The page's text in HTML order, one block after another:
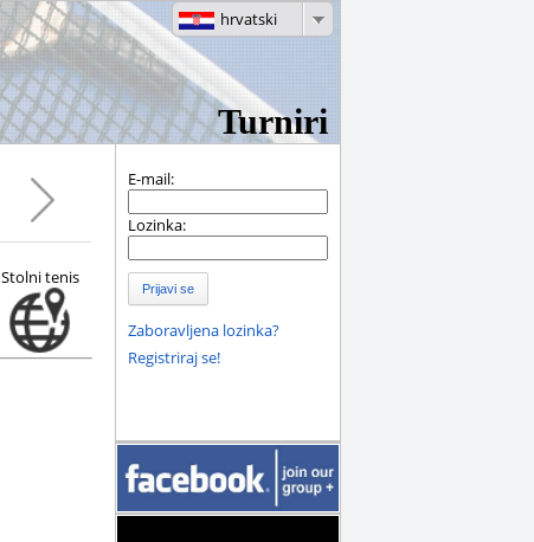
Turniri
hrvatski
Stolni tenis
E-mail:
Lozinka:
Prijavi se
Zaboravljena lozinka?
Registriraj se!